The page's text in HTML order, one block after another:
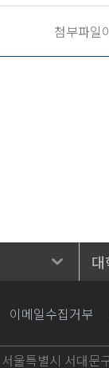
첨부파일
이메일수집거부
울특별시 서대